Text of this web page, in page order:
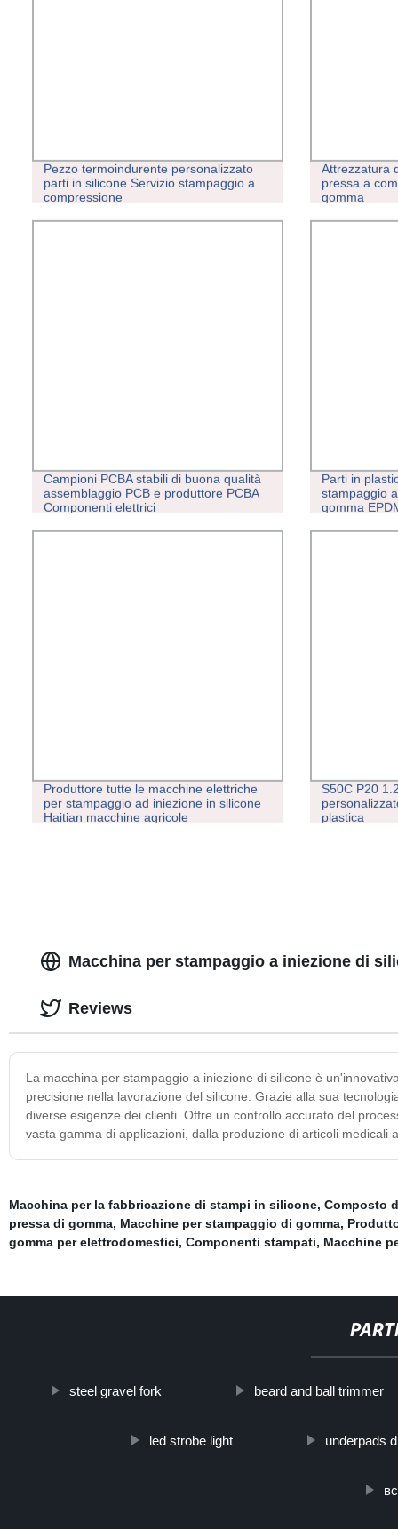
Pezzo termoindurente personalizzato
parti in silicone Servizio stampaggio a
compressione
Attrezzatura
pressa a
gomma
Campioni PCBA stabili di buona qualità
assemblaggio PCB e produttore PCBA
Componenti elettrici
Parti in
stampaggio
gomma
Produttore tutte le macchine elettriche
per stampaggio ad iniezione in silicone
Haitian macchine agricole
S50C P20
plastica
Macchina per stampaggio a iniezione di
La macchina per stampaggio a iniezione di silicone è
precisione nella lavorazione del silicone. Grazie alla sua
diverse esigenze dei clienti. Offre un controllo accurato del
vasta gamma di applicazioni, dalla produzione di articoli medicali
Reviews
Macchina per la fabbricazione di stampi in silicone, Composto
pressa di gomma, Macchine per stampaggio di gomma,
gomma per elettrodomestici, Componenti stampati, Macchine
steel gravel fork beard and ball trimmer
led strobe light underpads